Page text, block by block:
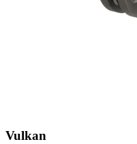
Vulkan